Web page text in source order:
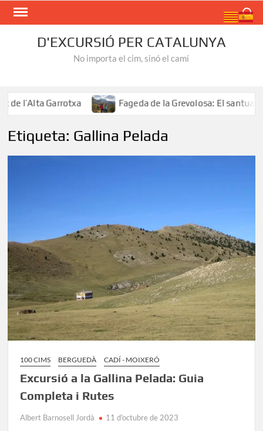
Skip
D'EXCURSIÓ PER CATALUNYA
No importa el cim, sinó el camí
l’Alta Garrotxa Fageda de la Grevolosa: El santuari
Etiqueta: Gallina Pelada
100 CIMS BERGUEDÀ CADÍ - MOIXERÓ
Excursió a la Gallina Pelada: Guia
Completa i Rutes
Albert Barnosell Jordà 11 d'octubre de 2023